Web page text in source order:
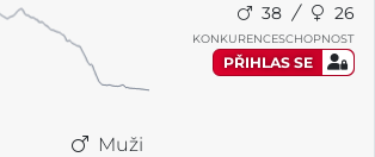
38 26
KONKURENCESCHOPNOST
PŘIHLAS SE
Muži